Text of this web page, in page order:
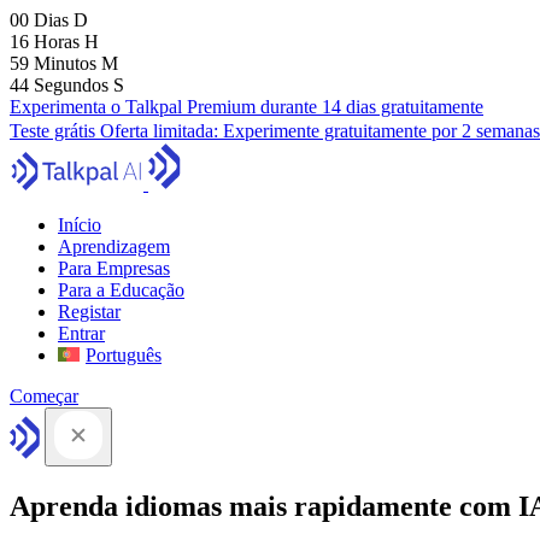
00 Dias D
16 Horas H
59 Minutos M
43 Segundos S
Experimenta o Talkpal Premium durante 14 dias gratuitamente
Teste grátis Oferta limitada: Experimente gratuitamente por 2 semanas
Início
Aprendizagem
Para Empresas
Para a Educação
Registar
Entrar
Português
Começar
Aprenda idiomas mais rapidamente com